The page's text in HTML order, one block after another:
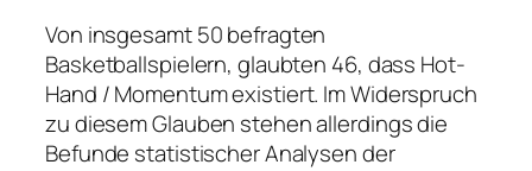
Von insgesamt 50 befragten
Basketballspielern, glaubten 46, dass Hot-
Hand / Momentum existiert. Im Widerspruch
zu diesem Glauben stehen allerdings die
Befunde statistischer Analysen der